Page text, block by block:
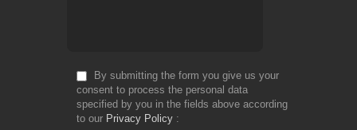
By submitting the form you give us your
consent to process the personal data
specified by you in the fields above according
to our Privacy Policy